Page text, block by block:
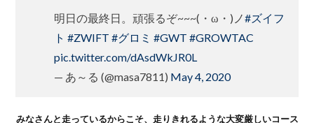
明日の最終日。頑張るぞ~~~(・ω・)ノ#ズイフ
ト #ZWIFT #グロミ #GWT #GROWTAC
pic.twitter.com/dAsdWkJR0L
— あ～る (@masa7811) May 4, 2020
みなさんと走っているからこそ、走りきれるような大変厳しいコース